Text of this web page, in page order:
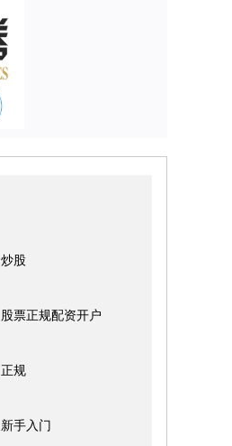
炒股
股票正规配资开户
正规
新手入门